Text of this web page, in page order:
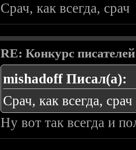
Срач, как всегда, срач
RE: Конкурс писателей
mishadoff Писал(а):
Срач, как всегда, срач
Ну вот так всегда и